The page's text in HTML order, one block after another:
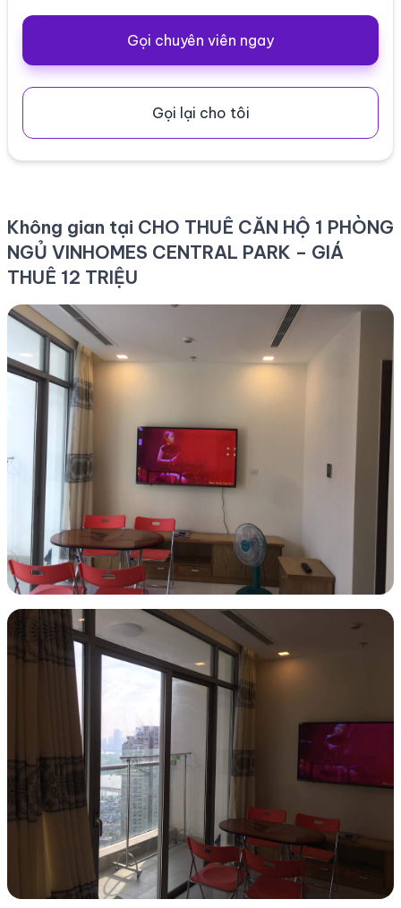
Gọi chuyên viên ngay
Gọi lại cho tôi
Không gian tại CHO THUÊ CĂN HỘ 1 PHÒNG
NGỦ VINHOMES CENTRAL PARK – GIÁ
THUÊ 12 TRIỆU